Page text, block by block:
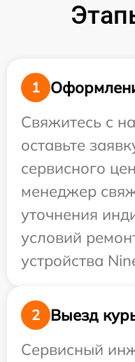
1
Свяжитесь с
оставьте
сервисного
менеджер
уточнения
условий
устройства
2
Выезд
Сервисный